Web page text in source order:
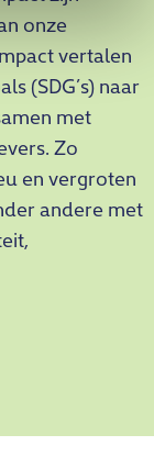
onze
vertalen
(SDG’s) naar
met
Zo
en vergroten
andere met